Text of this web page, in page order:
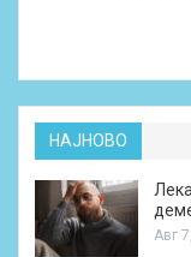
НАЈНОВО
Авг